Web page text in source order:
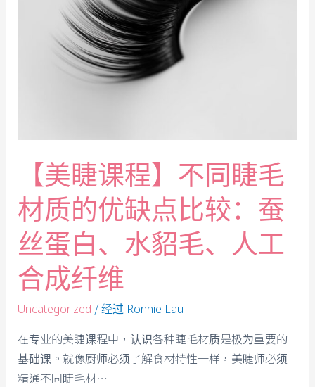
【美睫课程】不同睫毛
材质的优缺点比较：蚕
丝蛋白、水貂毛、人工
合成纤维
Uncategorized / 经过 Ronnie Lau
在专业的美睫课程中，认识各种睫毛材质是极为重要的
基础课。就像厨师必须了解食材特性一样，美睫师必须
精通不同睫毛材…